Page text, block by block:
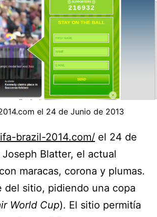
el 24 de Junio de 2013
brazil-2014.com/ el 24 de
Blatter, el actual
maracas, corona y plumas.
del sitio, pidiendo una copa
World Cup). El sitio permitía